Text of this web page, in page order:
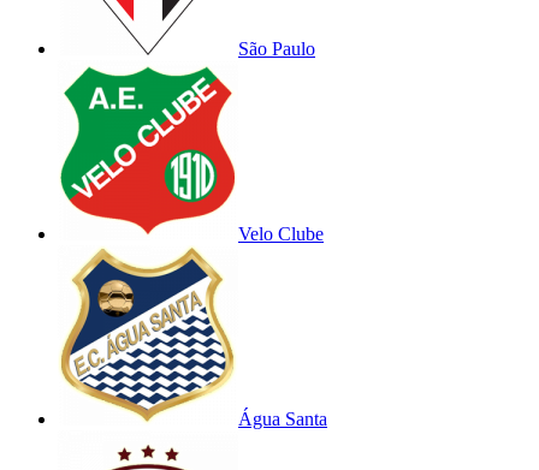
São Paulo
Velo Clube
Água Santa